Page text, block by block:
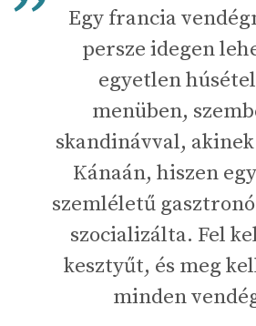
Egy francia
persze idegen
egyetlen
menüben,
skandinávval, akinek
Kánaán, hiszen
szemléletű
szocializálta. Fel
kesztyűt, és meg
minden